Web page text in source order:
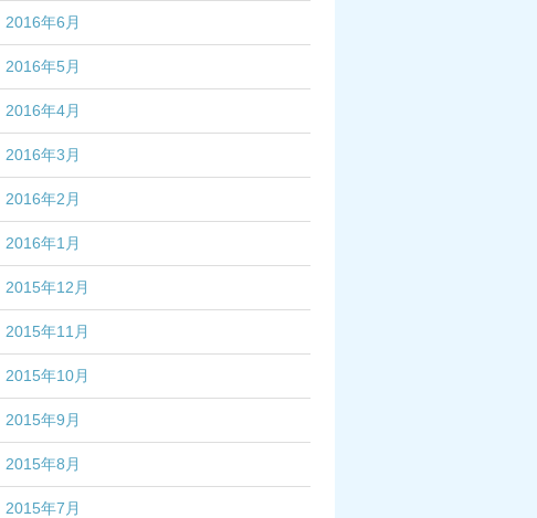
2016年6月
2016年5月
2016年4月
2016年3月
2016年2月
2016年1月
2015年12月
2015年11月
2015年10月
2015年9月
2015年8月
2015年7月